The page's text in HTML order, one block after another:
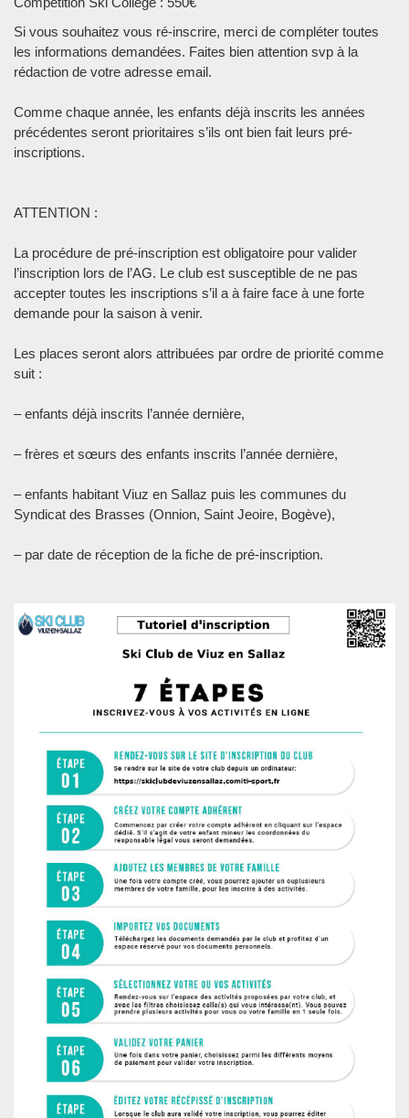
Si vous souhaitez vous ré-inscrire, merci de compléter toutes
les informations demandées. Faites bien attention svp à la
rédaction de votre adresse email.
Comme chaque année, les enfants déjà inscrits les années
précédentes seront prioritaires s’ils ont bien fait leurs pré-
inscriptions.
ATTENTION :
La procédure de pré-inscription est obligatoire pour valider
l’inscription lors de l’AG. Le club est susceptible de ne pas
accepter toutes les inscriptions s’il a à faire face à une forte
demande pour la saison à venir.
Les places seront alors attribuées par ordre de priorité comme
suit :
– enfants déjà inscrits l’année dernière,
– frères et sœurs des enfants inscrits l’année dernière,
– enfants habitant Viuz en Sallaz puis les communes du
Syndicat des Brasses (Onnion, Saint Jeoire, Bogève),
– par date de réception de la fiche de pré-inscription.